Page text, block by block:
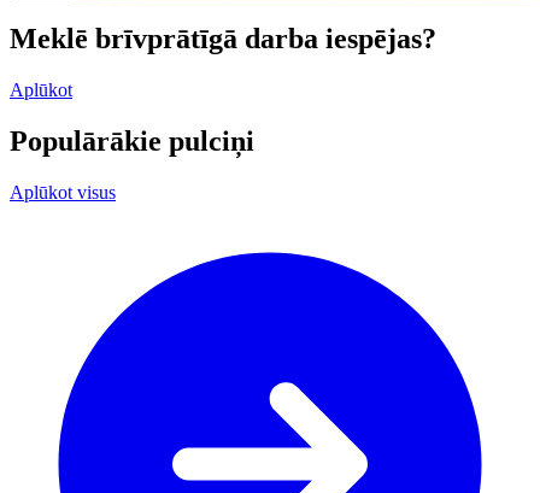
Meklē brīvprātīgā darba iespējas?
Aplūkot
Populārākie pulciņi
Aplūkot visus